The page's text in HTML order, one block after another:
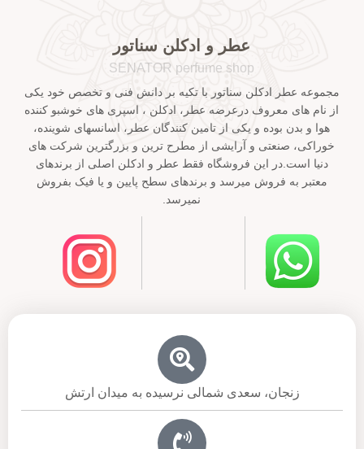
عطر و ادکلن سناتور
SENATOR perfume shop
مجموعه عطر ادکلن سناتور با تکیه بر دانش فنی و تخصص خود یکی
از نام های معروف درعرضه عطر، ادکلن ، اسپری های خوشبو کننده
هوا و بدن بوده و یکی از تامین کنندگان عطر، اسانسهای شوینده،
خوراکی، صنعتی و آرایشی از مطرح ترین و بزرگترین شرکت های
دنیا است.در این فروشگاه فقط عطر و ادکلن اصلی از برندهای
معتبر به فروش میرسد و برندهای سطح پایین و یا فیک بفروش
نمیرسد.
زنجان، سعدی شمالی نرسیده به میدان ارتش